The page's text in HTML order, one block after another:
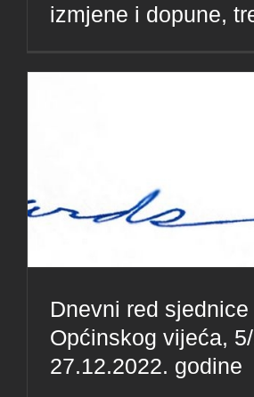
izmjene i dopune,
Dnevni red sjednice
Općinskog vijeća,
27.12.2022. godine